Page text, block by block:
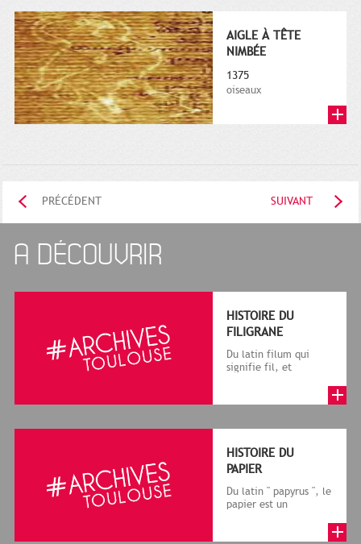
AIGLE À TÊTE
NIMBÉE
1375
oiseaux
PRÉCÉDENT SUIVANT
A DÉCOUVRIR
HISTOIRE DU
FILIGRANE
Du latin filum qui
signifie fil, et
le cadre de la f...
HISTOIRE DU
PAPIER
Du latin " papyrus ", le
papier est un